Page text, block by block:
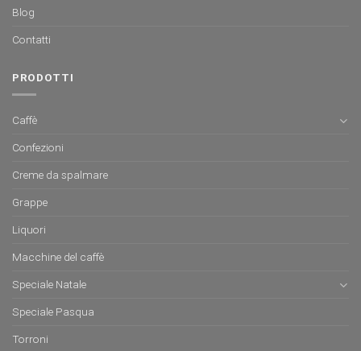
Blog
Contatti
PRODOTTI
Caffè
Confezioni
Creme da spalmare
Grappe
Liquori
Macchine del caffè
Speciale Natale
Speciale Pasqua
Torroni